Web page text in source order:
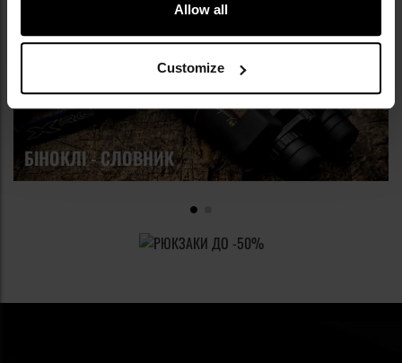
Allow all
Customize
БІНОКЛІ - СЛОВНИК